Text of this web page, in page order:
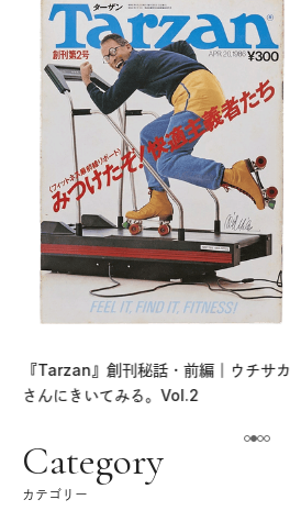
『Tarzan』創刊秘話・前編｜ウチサカ
さんにきいてみる。Vol.2
Category
カテゴリー